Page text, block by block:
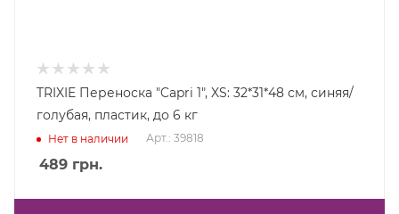
TRIXIE Переноска "Capri 1", XS: 32*31*48 см, синяя/
голубая, пластик, до 6 кг
Нет в наличии Арт.: 39818
489 грн.